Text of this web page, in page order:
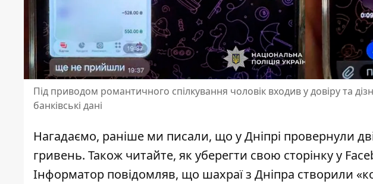
Під приводом романтичного спілкування чоловік входив у довіру та
банківські дані
Нагадаємо, раніше ми писали, що у Дніпрі провернули
гривень. Також читайте, як уберегти свою сторінку у
Інформатор повідомляв, що шахраї з Дніпра створили